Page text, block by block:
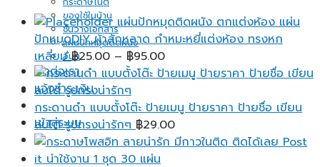
ของใช้ในบ้าน
ชั้นวางเอกสาร
แผ่นปักหมุดติดผนัง
อื่นๆ
ติดต่อเรา
แจ้งชำระเงิน
เข้าสู่ระบบ
แผ่นปักหมุดติดผนัง ตกแต่งห้อง แผ่น
ปักหมุดDIY ผ้าสักหลาด กำหมะหยี่แต่งห้อง ทรงหก
เหลี่ยม ฿25.00 – ฿95.00Price
range:
through
฿95.00
กระดานดำ แบบตั้งโต๊ะ ป้ายเมนู ป้ายราคา ป้ายชื่อ เขียน
ลบได้ รูปทรงน่ารักๆ ฿29.00